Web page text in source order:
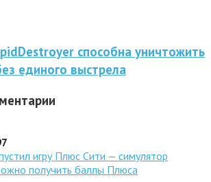
способна уничтожить
единого выстрела
игру Плюс Сити — симулятор
получить баллы Плюса